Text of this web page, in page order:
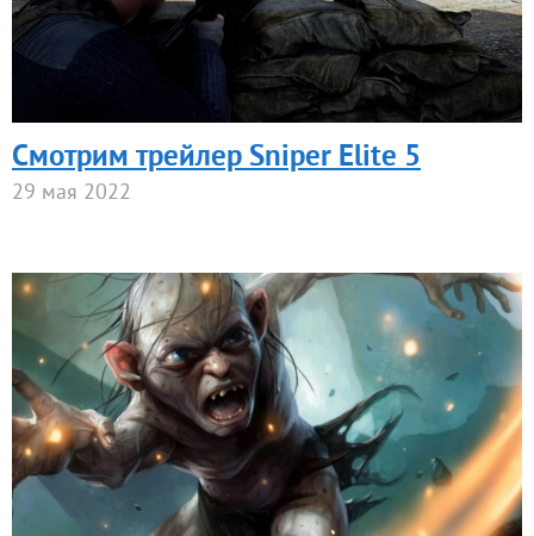
Смотрим трейлер Sniper Elite 5
29 мая 2022